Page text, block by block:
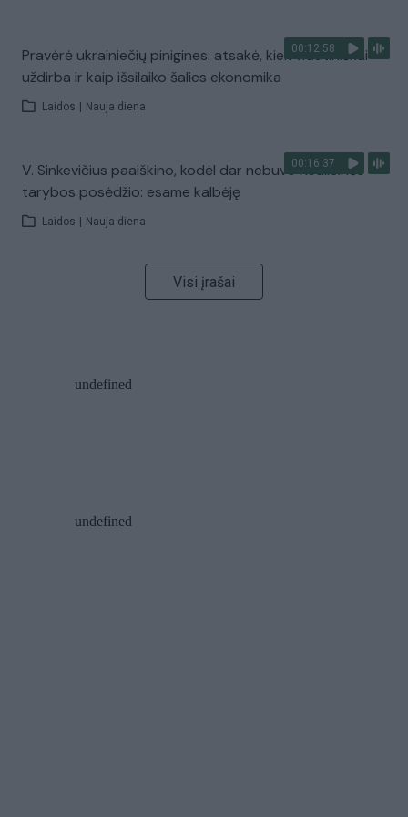
00:12:58
Pravėrė ukrainiečių pinigines: atsakė, kiek vidutiniškai
uždirba ir kaip išsilaiko šalies ekonomika
Laidos Nauja diena
00:16:37
V. Sinkevičius paaiškino, kodėl dar nebuvo Koalicinės
tarybos posėdžio: esame kalbėję
Laidos Nauja diena
Visi įrašai